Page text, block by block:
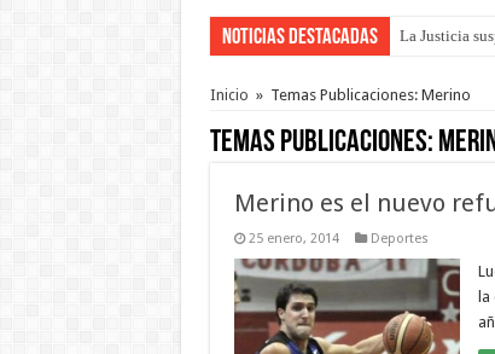
Noticias Destacadas La Justicia
Se presentará
Inicio » Temas Publicaciones: Merino
Temas Publicaciones:
Merino es el nuevo
25 enero, 2014 Deportes